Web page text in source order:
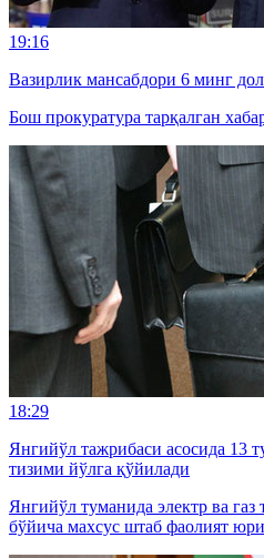
19:16
Вазирлик мансабдори 6 минг
Бош прокуратура тарқалган
18:29
Янгийўл тажрибаси асосида 13
тизими йўлга қўйилади
Янгийўл туманида электр ва
бўйича махсус штаб фаолият